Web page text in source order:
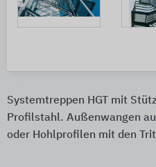
Systemtreppen HGT mit
Profilstahl. Außenwangen
oder Hohlprofilen mit den